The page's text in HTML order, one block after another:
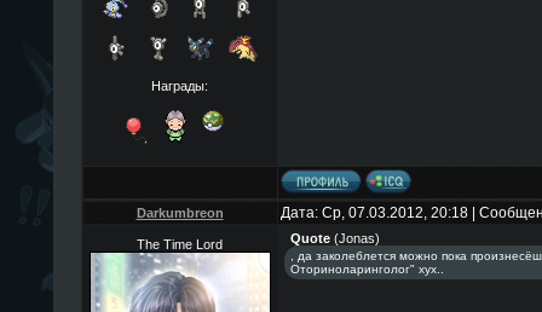
Награды:
Darkumbreon Дата: Ср, 07.03.2012, 20:18 |
The Time Lord Quote(Jonas)
, да заколеблется можно пока
Оториноларинголог" хух..